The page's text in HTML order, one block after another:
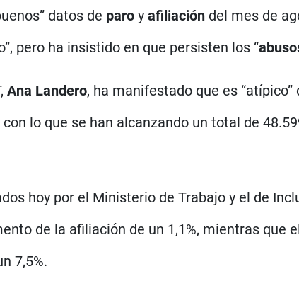
datos de paro y afiliación del mes de
pero ha insistido en que persisten los “
Ana Landero, ha manifestado que es
lo que se han alcanzando un total de
hoy por el Ministerio de Trabajo y el de
de la afiliación de un 1,1%, mientras que
7,5%.